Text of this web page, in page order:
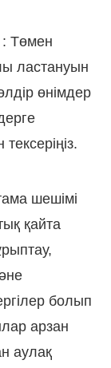
: Төмен
ластануын
өнімдер
шешімі
қайта
болып
арзан
аулақ